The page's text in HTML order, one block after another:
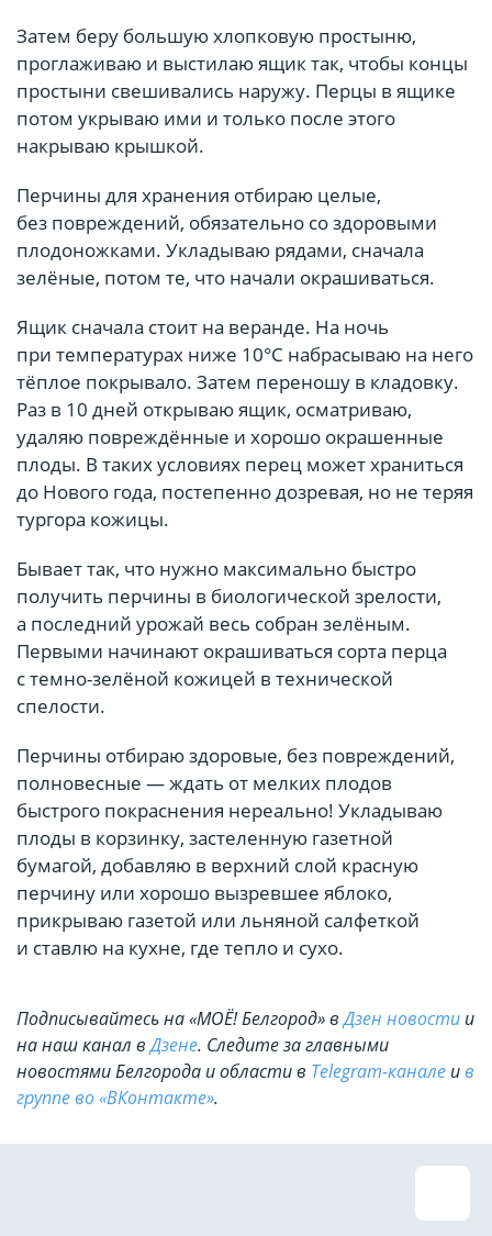
Затем беру большую хлопковую простыню,
проглаживаю и выстилаю ящик так, чтобы концы
простыни свешивались наружу. Перцы в ящике
потом укрываю ими и только после этого
накрываю крышкой.
Перчины для хранения отбираю целые,
без повреждений, обязательно со здоровыми
плодоножками. Укладываю рядами, сначала
зелёные, потом те, что начали окрашиваться.
Ящик сначала стоит на веранде. На ночь
при температурах ниже 10°С набрасываю на него
тёплое покрывало. Затем переношу в кладовку.
Раз в 10 дней открываю ящик, осматриваю,
удаляю повреждённые и хорошо окрашенные
плоды. В таких условиях перец может храниться
до Нового года, постепенно дозревая, но не теряя
тургора кожицы.
Бывает так, что нужно максимально быстро
получить перчины в биологической зрелости,
а последний урожай весь собран зелёным.
Первыми начинают окрашиваться сорта перца
с темно-зелёной кожицей в технической
спелости.
Перчины отбираю здоровые, без повреждений,
полновесные — ждать от мелких плодов
быстрого покраснения нереально! Укладываю
плоды в корзинку, застеленную газетной
бумагой, добавляю в верхний слой красную
перчину или хорошо вызревшее яблоко,
прикрываю газетой или льняной салфеткой
и ставлю на кухне, где тепло и сухо.
Подписывайтесь на «МОЁ! Белгород» вДзен новости и
на наш канал вДзене. Cледите за главными
новостями Белгорода и области в Telegram-канале ив
группе во «ВКонтакте».